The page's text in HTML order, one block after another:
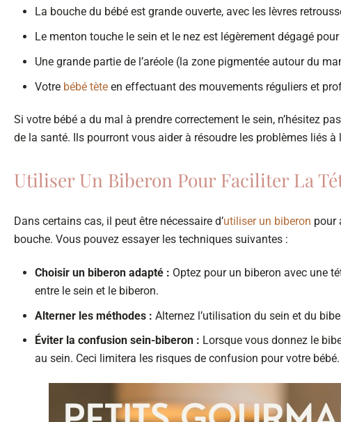
La bouche du bébé est grande ouverte, avec les lèvres
Le menton touche le sein et le nez est légèrement dégagé
Une grande partie de l’aréole (la zone pigmentée autour du
Votre bébé tète en effectuant des mouvements réguliers et
Si votre bébé a du mal à prendre correctement le sein, n’hésitez
de la santé. Ils pourront vous aider à résoudre les problèmes liés à
Utiliser Un Biberon Pour Faciliter La
Dans certains cas, il peut être nécessaire d’utiliser un biberon pour
bouche. Vous pouvez essayer les techniques suivantes :
Choisir un biberon adapté : Optez pour un biberon avec une
entre le sein et le biberon.
Alterner les méthodes : Alternez l’utilisation du sein et du
Éviter la confusion sein-biberon : Lorsque vous donnez le
au sein. Ceci limitera les risques de confusion pour votre bébé.